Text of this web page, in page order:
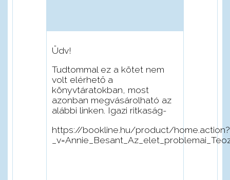
Üdv!
Tudtommal ez a kötet nem
volt elérhető a
könyvtáratokban, most
azonban megvásárolható az
alábbi linken. Igazi ritkaság-
https://bookline.hu/product/home.action?